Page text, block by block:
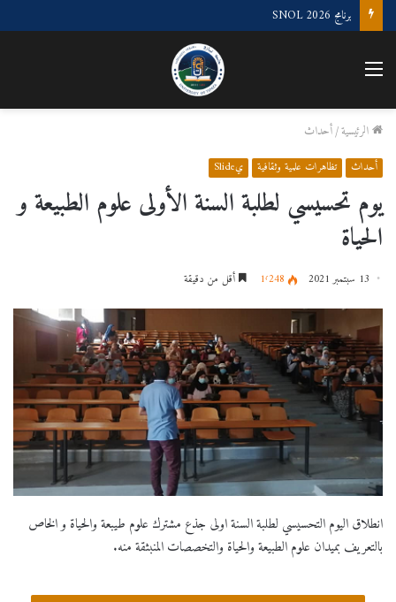
برنامج SNOL 2026
القائمة
الرئيسية/أحداث
أحداث تظاهرات علمية وثقافية يSlide
يوم تحسيسي لطلبة السنة الأولى علوم الطبيعة و
الحياة
13 سبتمبر 2021 1٬248 أقل من دقيقة
انطلاق اليوم التحسيسي لطلبة السنة اولى جذع مشترك علوم طيبعة والحياة و الخاص
بالتعريف بميدان علوم الطبيعة والحياة والتخصصات المنبثقة منه.